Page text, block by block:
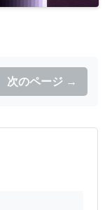
次のページ →